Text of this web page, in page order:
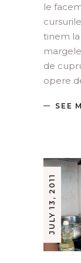
le
tinem
de
opere
SEE
JULY 13, 2011